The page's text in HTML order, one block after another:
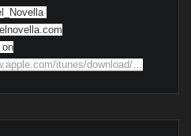
on
itunes/download/…